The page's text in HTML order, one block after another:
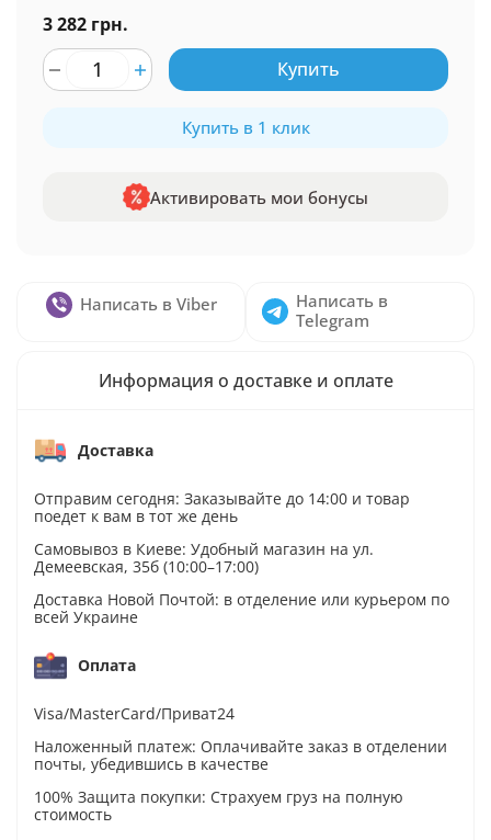
3 282 грн.
Купить
Купить в 1 клик
Активировать мои бонусы
Написать в Viber
Написать в
Telegram
Информация о доставке и оплате
Доставка
Отправим сегодня: Заказывайте до 14:00 и товар
поедет к вам в тот же день
Самовывоз в Киеве: Удобный магазин на ул.
Демеевская, 35б (10:00–17:00)
Доставка Новой Почтой: в отделение или курьером по
всей Украине
Оплата
Visa/MasterCard/Приват24
Наложенный платеж: Оплачивайте заказ в отделении
почты, убедившись в качестве
100% Защита покупки: Страхуем груз на полную
стоимость